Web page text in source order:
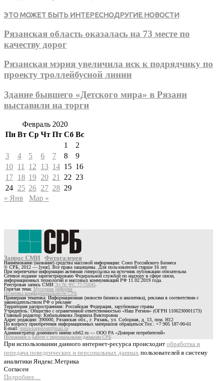
ЭТО МОЖЕТ БЫТЬ ИНТЕРЕСНОДРУГИЕ НОВОСТИ
Рязанская область оказалась на 73 месте по
качеству дорог
Рязанская мэрия увеличила иск к подрядчику по
проекту троллейбусной линии
Здание бывшего «Детского мира» в Рязани
выставили на торги
Февраль 2020
Пн Вт Ср Чт Пт Сб Вс
1
2
3
4 5 6 7 8
9
10 11 12 13 14 15 16
17 18 19 20 21 22 23
24 25 26 27 28 29
« Янв
Мар »
Запрос СМИ Фотогалерея
Наименование (название) средства массовой информации: Союз Российского Бизнеса
© СРБ, 2012 — [year]. Все права защищены. Для пользователей старше 16 лет.
При перепечатке информации активная гиперссылка на источник публикации обязательна
Сетевое издание зарегистрировано Федеральной службой по надзору в сфере связи,
информационных технологий и массовых коммуникаций РФ 11.02.2019 года.
Реестровая запись СМИ Эл № ФС 77-75045
Горячая тема: Мусорная реформа
Политика конфиденциальности СРБ
Примерная тематика: Информационная (новости бизнеса и аналитика), реклама в соответствии с
законодательством РФ о рекламе
Территория распространения: Российская Федерация, зарубежные страны
Учредитель: Общество с ограниченной ответственностью «Наш Регион» (ОГРН 1106230001173)
Главный редактор: Кибальникова Людмила Викторовна
Адрес редакции: 390000, Рязанская обл., г. Рязань, ул. Соборная, д. 13, пом. Н12
По вопросу приобретения информационных материалов обращаться:Тел.: +7 905 187-90-61
E-mail:opora-torgsovet@mail.ru
Администратор доменного имени srb62.ru — ООО РА «Доверие потребителей»
Положение о работе с персональными данными СРБ
При использовании данного интернет-ресурса происходит обработка и
передача поведенческих и персональных данных пользователей в систему
аналитики Яндекс.Метрика
Согласен
Подробнее…